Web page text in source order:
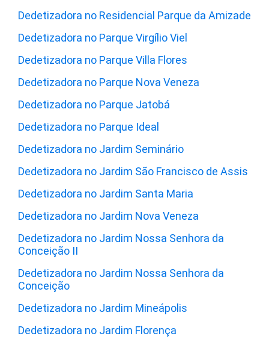
Dedetizadora no Residencial Parque da Amizade
Dedetizadora no Parque Virgílio Viel
Dedetizadora no Parque Villa Flores
Dedetizadora no Parque Nova Veneza
Dedetizadora no Parque Jatobá
Dedetizadora no Parque Ideal
Dedetizadora no Jardim Seminário
Dedetizadora no Jardim São Francisco de Assis
Dedetizadora no Jardim Santa Maria
Dedetizadora no Jardim Nova Veneza
Dedetizadora no Jardim Nossa Senhora da
Conceição II
Dedetizadora no Jardim Nossa Senhora da
Conceição
Dedetizadora no Jardim Mineápolis
Dedetizadora no Jardim Florença